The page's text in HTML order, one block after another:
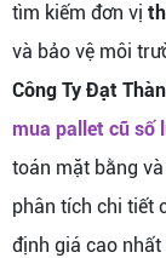
tìm kiếm đơn vị
và bảo vệ môi
Công Ty Đạt
mua pallet cũ số
toán mặt bằng
phân tích chi tiết
định giá cao